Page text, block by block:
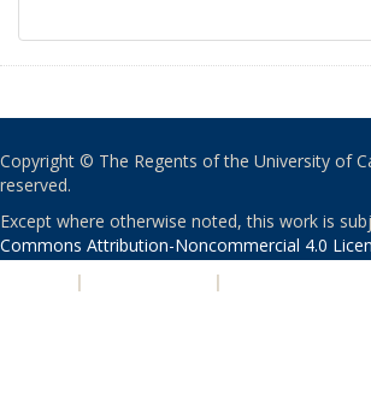
Copyright © The Regents of the University of
reserved.
Except where otherwise noted, this work is
Commons Attribution-Noncommercial 4.0
| |